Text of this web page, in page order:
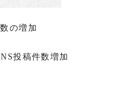
の増加
投稿件数増加